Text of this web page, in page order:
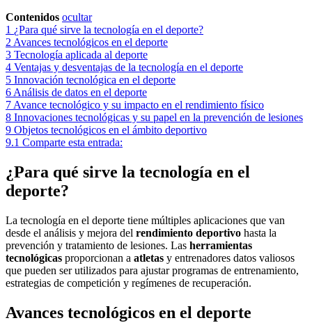
Contenidos ocultar
1 ¿Para qué sirve la tecnología en el deporte?
2 Avances tecnológicos en el deporte
3 Tecnología aplicada al deporte
4 Ventajas y desventajas de la tecnología en el deporte
5 Innovación tecnológica en el deporte
6 Análisis de datos en el deporte
7 Avance tecnológico y su impacto en el rendimiento físico
8 Innovaciones tecnológicas y su papel en la prevención de lesiones
9 Objetos tecnológicos en el ámbito deportivo
9.1 Comparte esta entrada:
¿Para qué sirve la tecnología en el
deporte?
La tecnología en el deporte tiene múltiples aplicaciones que van
desde el análisis y mejora del rendimiento deportivo hasta la
prevención y tratamiento de lesiones. Las herramientas
tecnológicas proporcionan a atletas y entrenadores datos valiosos
que pueden ser utilizados para ajustar programas de entrenamiento,
estrategias de competición y regímenes de recuperación.
Avances tecnológicos en el deporte